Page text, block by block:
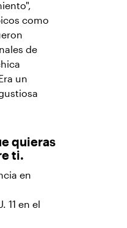
como
de
un
quieras
ti.
en
11 en el